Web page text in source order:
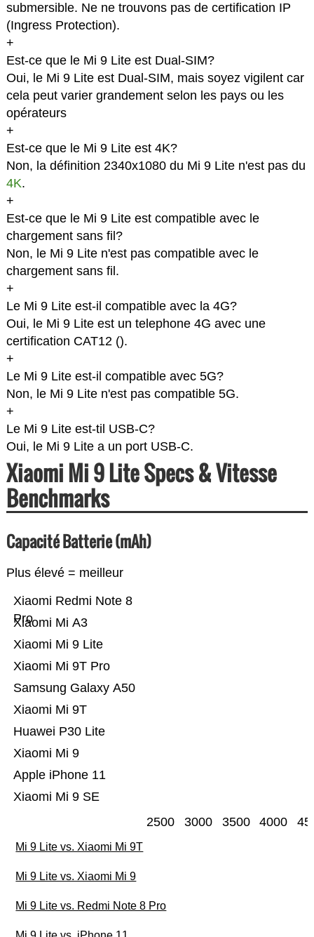
submersible. Ne ne trouvons pas de certification IP
(Ingress Protection).
+
Est-ce que le Mi 9 Lite est Dual-SIM?
Oui, le Mi 9 Lite est Dual-SIM, mais soyez vigilent car
cela peut varier grandement selon les pays ou les
opérateurs
+
Est-ce que le Mi 9 Lite est 4K?
Non, la définition 2340x1080 du Mi 9 Lite n'est pas du
4K.
+
Est-ce que le Mi 9 Lite est compatible avec le
chargement sans fil?
Non, le Mi 9 Lite n'est pas compatible avec le
chargement sans fil.
+
Le Mi 9 Lite est-il compatible avec la 4G?
Oui, le Mi 9 Lite est un telephone 4G avec une
certification CAT12 ().
+
Le Mi 9 Lite est-il compatible avec 5G?
Non, le Mi 9 Lite n'est pas compatible 5G.
+
Le Mi 9 Lite est-til USB-C?
Oui, le Mi 9 Lite a un port USB-C.
Xiaomi Mi 9 Lite Specs & Vitesse
Benchmarks
Capacité Batterie (mAh)
Plus élevé = meilleur
Xiaomi Mi 9 SE
Apple iPhone 11
Xiaomi Mi 9
Huawei P30 Lite
Xiaomi Mi 9T
Samsung Galaxy A50
Xiaomi Mi 9T Pro
Xiaomi Mi 9 Lite
Xiaomi Mi A3
Xiaomi Redmi Note 8
Pro
2500 3000 3500 4000
Mi 9 Lite vs. Xiaomi Mi 9T
Mi 9 Lite vs. Xiaomi Mi 9
Mi 9 Lite vs. Redmi Note 8 Pro